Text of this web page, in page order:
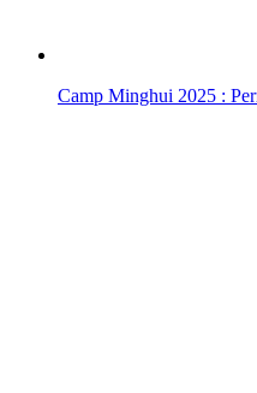
Camp Minghui 2025 :